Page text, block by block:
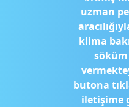
uzman
klima
butona
iletişime